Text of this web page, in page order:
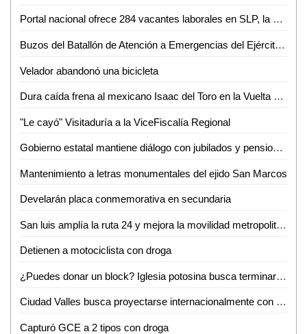
Portal nacional ofrece 284 vacantes laborales en SLP, la mayoría en la capital
Buzos del Batallón de Atención a Emergencias del Ejército Mexicano rescatan a un minero en el municipio de El Rosario, Sin.
Velador abandonó una bicicleta
Dura caída frena al mexicano Isaac del Toro en la Vuelta al País Vasco
"Le cayó" Visitaduría a la ViceFiscalía Regional
Gobierno estatal mantiene diálogo con jubilados y pensionados
Mantenimiento a letras monumentales del ejido San Marcos
Develarán placa conmemorativa en secundaria
San luis amplía la ruta 24 y mejora la movilidad metropolitana
Detienen a motociclista con droga
¿Puedes donar un block? Iglesia potosina busca terminar su centro administrativo en Valles
Ciudad Valles busca proyectarse internacionalmente con evento de ganado Brahman
Capturó GCE a 2 tipos con droga